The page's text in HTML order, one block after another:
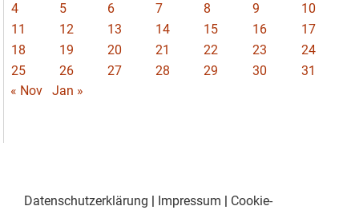
4
5 6 7 8 9
10
11
12 13 14 15 16
17
18
19 20 21 22 23
24
25
26 27 28 29 30
31
« Nov
Jan »
Datenschutzerklärung Impressum
Cookie-